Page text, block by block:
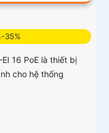
35%
16 PoE là thiết bị
cho hệ thống